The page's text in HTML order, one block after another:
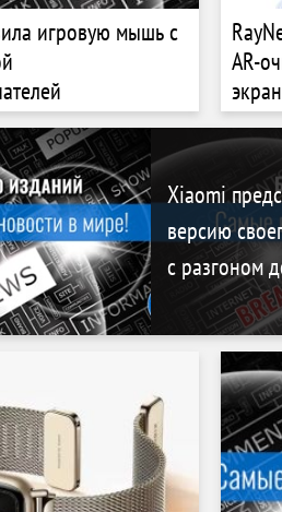
игровую мышь с
AR-
Xiaomi
версию
с разгоном